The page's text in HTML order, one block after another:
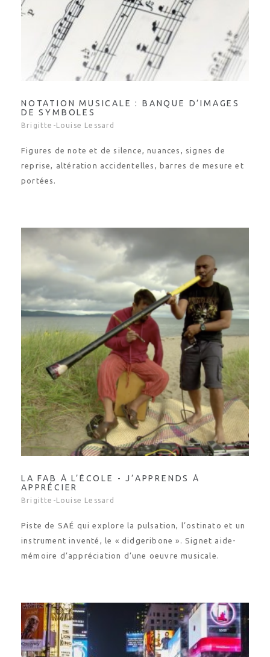
DE SYMBOLES
Brigitte-Louise Lessard
reprise, altération accidentelles, barres de mesure et
portées.
APPRÉCIER
Brigitte-Louise Lessard
instrument inventé, le « didgeribone ». Signet aide-
mémoire d’appréciation d’une oeuvre musicale.